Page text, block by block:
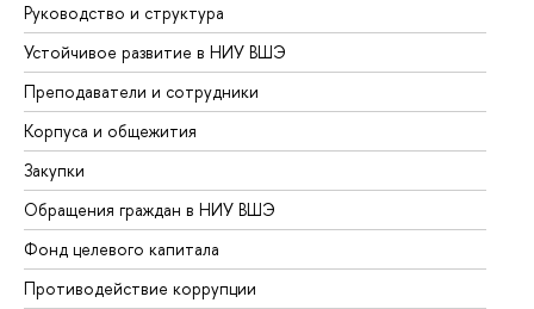
Руководство и структура
Устойчивое развитие в НИУ ВШЭ
Преподаватели и сотрудники
Корпуса и общежития
Закупки
Обращения граждан в НИУ ВШЭ
Фонд целевого капитала
Противодействие коррупции